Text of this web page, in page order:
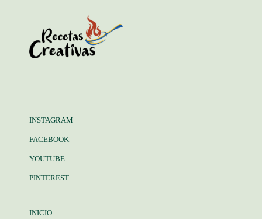
INSTAGRAM
FACEBOOK
YOUTUBE
PINTEREST
INICIO